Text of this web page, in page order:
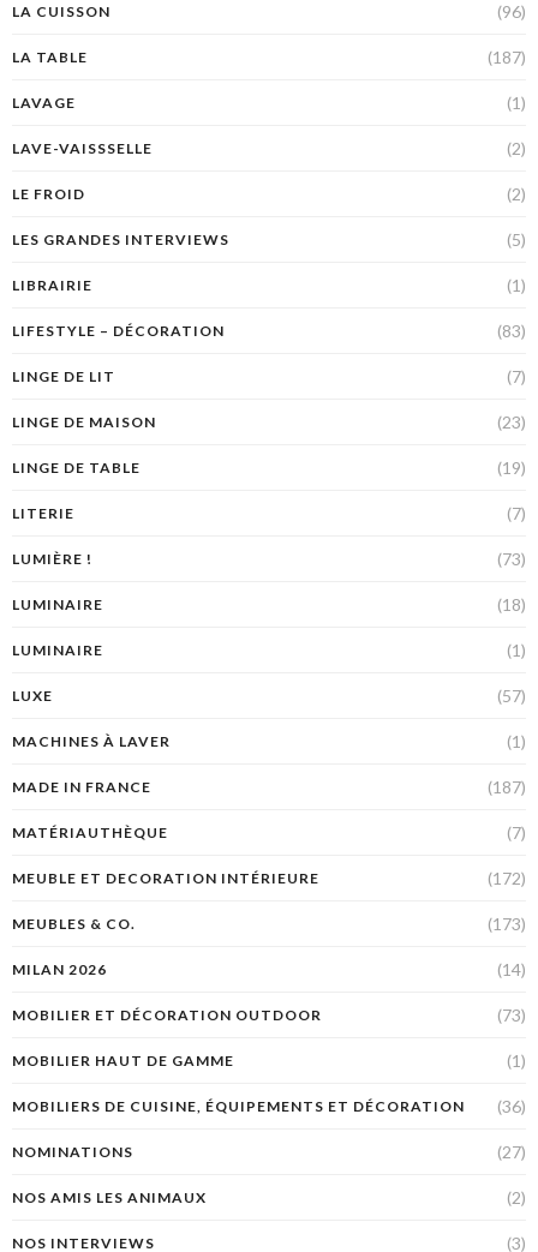
LA CUISSON (96)
LA TABLE (187)
LAVAGE (1)
LAVE-VAISSSELLE (2)
LE FROID (2)
LES GRANDES INTERVIEWS (5)
LIBRAIRIE (1)
LIFESTYLE – DÉCORATION (83)
LINGE DE LIT (7)
LINGE DE MAISON (23)
LINGE DE TABLE (19)
LITERIE (7)
LUMIÈRE ! (73)
LUMINAIRE (18)
LUMINAIRE (1)
LUXE (57)
MACHINES À LAVER (1)
MADE IN FRANCE (187)
MATÉRIAUTHÈQUE (7)
MEUBLE ET DECORATION INTÉRIEURE (172)
MEUBLES & CO. (173)
MILAN 2026 (14)
MOBILIER ET DÉCORATION OUTDOOR (73)
MOBILIER HAUT DE GAMME (1)
MOBILIERS DE CUISINE, ÉQUIPEMENTS ET DÉCORATION (36)
NOMINATIONS (27)
NOS AMIS LES ANIMAUX (2)
NOS INTERVIEWS (3)